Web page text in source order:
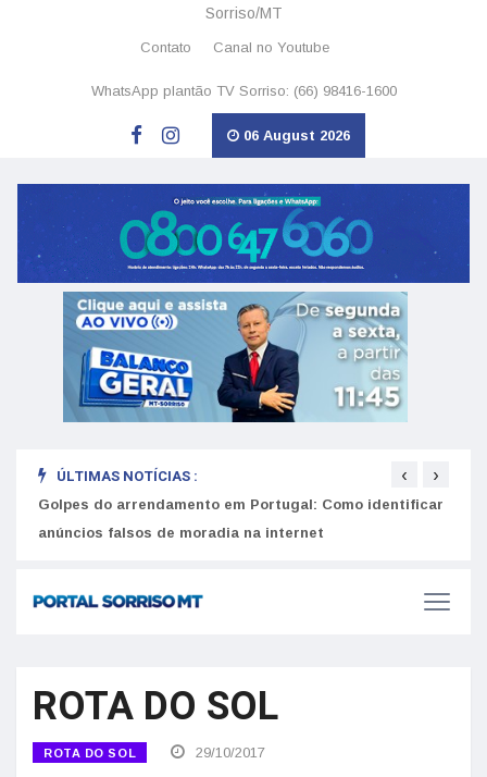
Sorriso/MT
Contato Canal no Youtube
WhatsApp plantão TV Sorriso: (66) 98416-1600
06 August 2026
ÚLTIMAS NOTÍCIAS :
Golpes do arrendamento em Portugal: Como identificar
anúncios falsos de moradia na internet
‹ ›
ROTA DO SOL
ROTA DO SOL 29/10/2017